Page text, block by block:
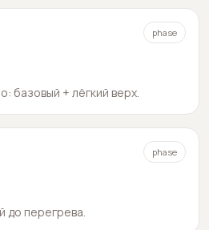
phase
базовый + лёгкий верх.
phase
до перегрева.